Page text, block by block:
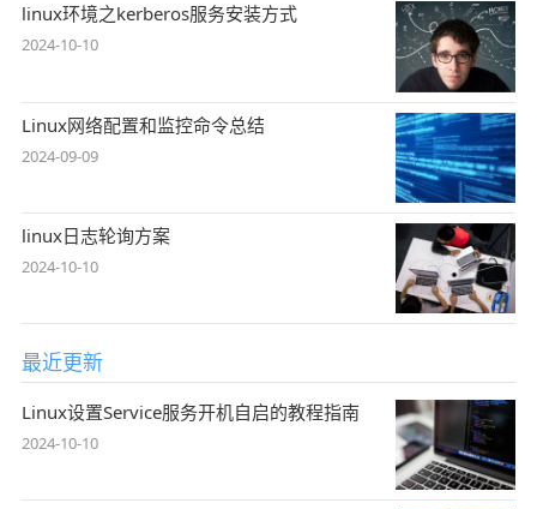
linux环境之kerberos服务安装方式
2024-10-10
Linux网络配置和监控命令总结
2024-09-09
linux日志轮询方案
2024-10-10
最近更新
Linux设置Service服务开机自启的教程指南
2024-10-10